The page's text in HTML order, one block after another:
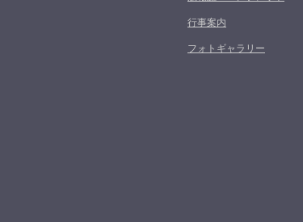
行事案内
フォトギャラリー